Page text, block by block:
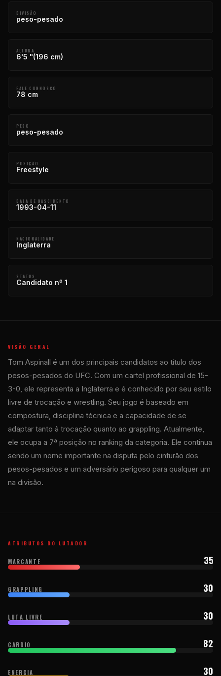
DIVISÃO
peso-pesado
ALTURA
6'5 "(196 cm)
FALE CONNOSCO
78 cm
PESO
peso-pesado
POSIÇÃO
Freestyle
DATA DE NASCIMENTO
1993-04-11
NACIONALIDADE
Inglaterra
STATUS
Candidato nº 1
VISÃO GERAL
Tom Aspinall é um dos principais candidatos ao título dos
pesos-pesados ​​do UFC. Com um cartel profissional de 15-
3-0, ele representa a Inglaterra e é conhecido por seu estilo
livre de trocação e wrestling. Seu jogo é baseado em
compostura, disciplina técnica e a capacidade de se
adaptar tanto à trocação quanto ao grappling. Atualmente,
ele ocupa a 7ª posição no ranking da categoria. Ele continua
sendo um nome importante na disputa pelo cinturão dos
pesos-pesados ​​e um adversário perigoso para qualquer um
na divisão.
ATRIBUTOS DO LUTADOR
MARCANTE 35
GRAPPLING 30
LUTA LIVRE 30
CARDIO 82
ENERGIA 30